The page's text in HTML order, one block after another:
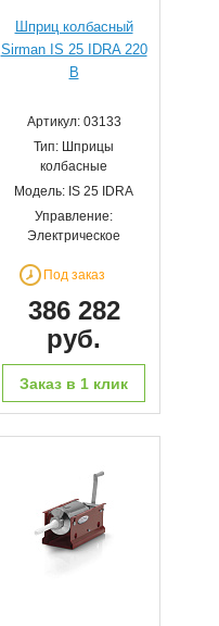
Шприц колбасный
Sirman IS 25 IDRA 220
В
Артикул: 03133
Тип: Шприцы
колбасные
Модель: IS 25 IDRA
Управление:
Электрическое
Под заказ
386 282
руб.
Заказ в 1 клик